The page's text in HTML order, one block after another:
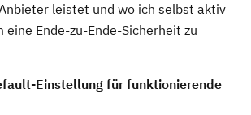
leistet und wo ich selbst aktiv
eine Ende-zu-Ende-Sicherheit zu
Einstellung für funktionierende